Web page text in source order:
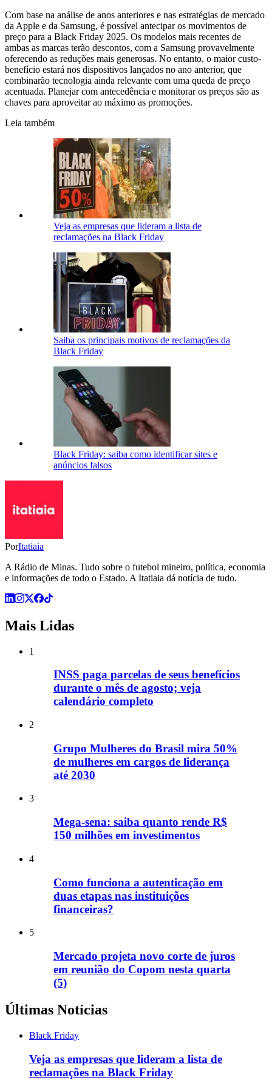
Com base na análise de anos anteriores e nas estratégias de mercado
da Apple e da Samsung, é possível antecipar os movimentos de
preço para a Black Friday 2025. Os modelos mais recentes de
ambas as marcas terão descontos, com a Samsung provavelmente
oferecendo as reduções mais generosas. No entanto, o maior custo-
benefício estará nos dispositivos lançados no ano anterior, que
combinarão tecnologia ainda relevante com uma queda de preço
acentuada. Planejar com antecedência e monitorar os preços são as
chaves para aproveitar ao máximo as promoções.
Leia também
Veja as empresas que lideram a lista de
reclamações na Black Friday
Saiba os principais motivos de reclamações da
Black Friday
Black Friday: saiba como identificar sites e
anúncios falsos
PorItatiaia
A Rádio de Minas. Tudo sobre o futebol mineiro, política, economia
e informações de todo o Estado. A Itatiaia dá notícia de tudo.
Mais Lidas
1
INSS paga parcelas de seus benefícios
durante o mês de agosto; veja
calendário completo
2
Grupo Mulheres do Brasil mira 50%
de mulheres em cargos de liderança
até 2030
3
Mega-sena: saiba quanto rende R$
150 milhões em investimentos
4
Como funciona a autenticação em
duas etapas nas instituições
financeiras?
5
Mercado projeta novo corte de juros
em reunião do Copom nesta quarta
(5)
Últimas Notícias
Black Friday
Veja as empresas que lideram a lista de
reclamações na Black Friday